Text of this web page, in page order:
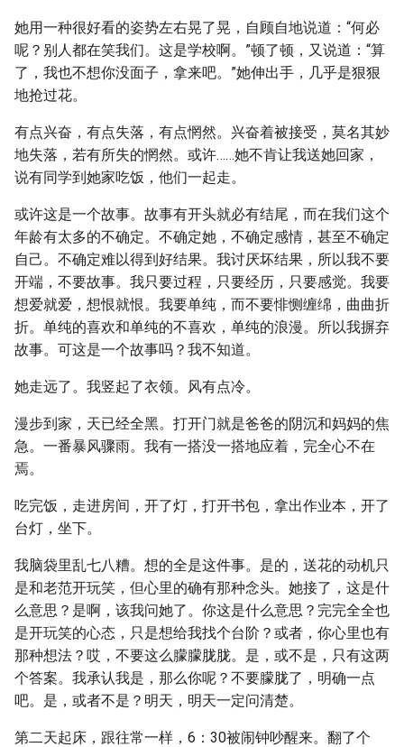
她用一种很好看的姿势左右晃了晃，自顾自地说道：“何必
呢？别人都在笑我们。这是学校啊。”顿了顿，又说道：“算
了，我也不想你没面子，拿来吧。”她伸出手，几乎是狠狠
地抢过花。
有点兴奋，有点失落，有点惘然。兴奋着被接受，莫名其妙
地失落，若有所失的惘然。或许……她不肯让我送她回家，
说有同学到她家吃饭，他们一起走。
或许这是一个故事。故事有开头就必有结尾，而在我们这个
年龄有太多的不确定。不确定她，不确定感情，甚至不确定
自己。不确定难以得到好结果。我讨厌坏结果，所以我不要
开端，不要故事。我只要过程，只要经历，只要感觉。我要
想爱就爱，想恨就恨。我要单纯，而不要悱恻缠绵，曲曲折
折。单纯的喜欢和单纯的不喜欢，单纯的浪漫。所以我摒弃
故事。可这是一个故事吗？我不知道。
她走远了。我竖起了衣领。风有点冷。
漫步到家，天已经全黑。打开门就是爸爸的阴沉和妈妈的焦
急。一番暴风骤雨。我有一搭没一搭地应着，完全心不在
焉。
吃完饭，走进房间，开了灯，打开书包，拿出作业本，开了
台灯，坐下。
我脑袋里乱七八糟。想的全是这件事。是的，送花的动机只
是和老范开玩笑，但心里的确有那种念头。她接了，这是什
么意思？是啊，该我问她了。你这是什么意思？完完全全也
是开玩笑的心态，只是想给我找个台阶？或者，你心里也有
那种想法？哎，不要这么朦朦胧胧。是，或不是，只有这两
个答案。我承认我是，那么你呢？不要朦胧了，明确一点
吧。是，或者不是？明天，明天一定问清楚。
第二天起床，跟往常一样，6：30被闹钟吵醒来。翻了个